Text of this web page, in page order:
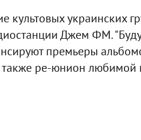
культовых украинских
Джем ФМ.
премьеры
ре-юнион любимой